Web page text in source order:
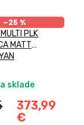
–25 %
PLK
MATT
sklade
373,99
€